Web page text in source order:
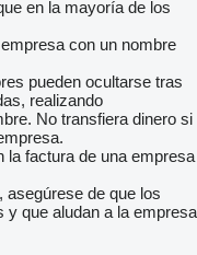
en la mayoría de los
con un nombre
pueden ocultarse tras
realizando
No transfiera dinero si
la factura de una empresa
asegúrese de que los
que aludan a la empresa